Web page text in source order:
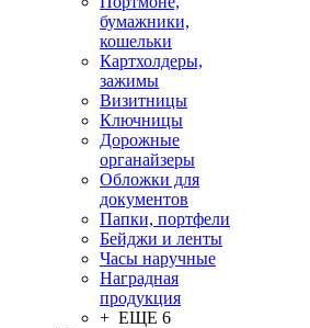
бумажники,
кошельки
Картхолдеры,
зажимы
Визитницы
Ключницы
Дорожные
органайзеры
Обложки для
документов
Папки, портфели
Бейджи и ленты
Часы наручные
Наградная
продукция
+ ЕЩЕ 6